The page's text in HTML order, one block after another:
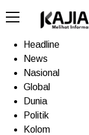
Home
Headline
News
Nasional
Global
Dunia
Politik
Kolom
Terkini